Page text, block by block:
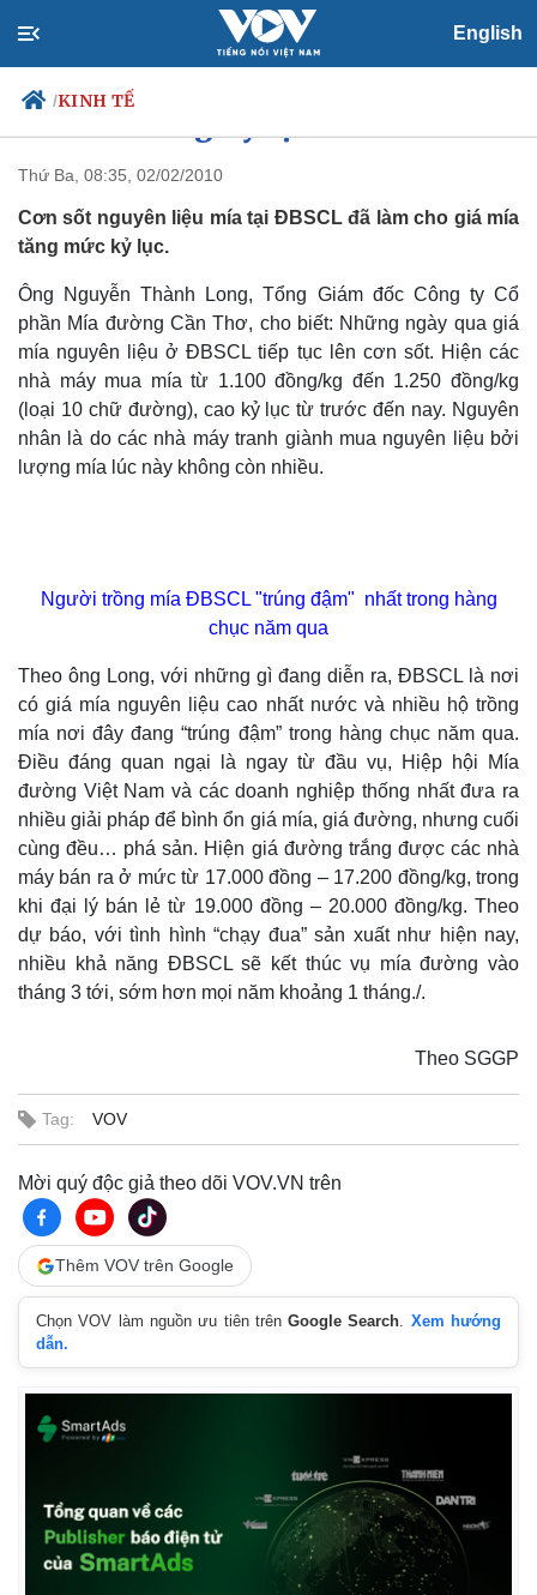
English
/KINH TẾ
Chính trị
Đảng
Tổ chức nhân sự
Quốc hội
Nhận diện sự thật
Xã hội
Dự báo thời tiết
Giáo dục
Dấu ấn VOV
Việc làm
Biển đảo
Thế giới
Quan sát
Cuộc sống đó đây
Multimedia
E-Magazine
Infographic
Thứ Ba, 08:35, 02/02/2010
Cơn sốt nguyên liệu mía tại ĐBSCL đã làm cho giá mía
tăng mức kỷ lục.
Ông Nguyễn Thành Long, Tổng Giám đốc Công ty Cổ
phần Mía đường Cần Thơ, cho biết: Những ngày qua giá
mía nguyên liệu ở ĐBSCL tiếp tục lên cơn sốt. Hiện các
nhà máy mua mía từ 1.100 đồng/kg đến 1.250 đồng/kg
(loại 10 chữ đường), cao kỷ lục từ trước đến nay. Nguyên
nhân là do các nhà máy tranh giành mua nguyên liệu bởi
lượng mía lúc này không còn nhiều.
Người trồng mía ĐBSCL "trúng đậm" nhất trong hàng
chục năm qua
Theo ông Long, với những gì đang diễn ra, ĐBSCL là nơi
có giá mía nguyên liệu cao nhất nước và nhiều hộ trồng
mía nơi đây đang “trúng đậm” trong hàng chục năm qua.
Điều đáng quan ngại là ngay từ đầu vụ, Hiệp hội Mía
đường Việt Nam và các doanh nghiệp thống nhất đưa ra
nhiều giải pháp để bình ổn giá mía, giá đường, nhưng cuối
cùng đều… phá sản. Hiện giá đường trắng được các nhà
máy bán ra ở mức từ 17.000 đồng – 17.200 đồng/kg, trong
khi đại lý bán lẻ từ 19.000 đồng – 20.000 đồng/kg. Theo
dự báo, với tình hình “chạy đua” sản xuất như hiện nay,
nhiều khả năng ĐBSCL sẽ kết thúc vụ mía đường vào
tháng 3 tới, sớm hơn mọi năm khoảng 1 tháng./.
Theo SGGP
Tag: VOV
Mời quý độc giả theo dõi VOV.VN trên
Thêm VOV trên Google
Chọn VOV làm nguồn ưu tiên trênGoogle Search. Xem hướng
dẫn.